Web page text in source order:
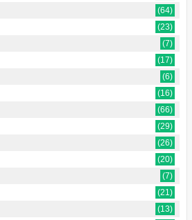
(64)
(23)
(7)
(17)
(6)
(16)
(66)
(29)
(26)
(20)
(7)
(21)
(13)